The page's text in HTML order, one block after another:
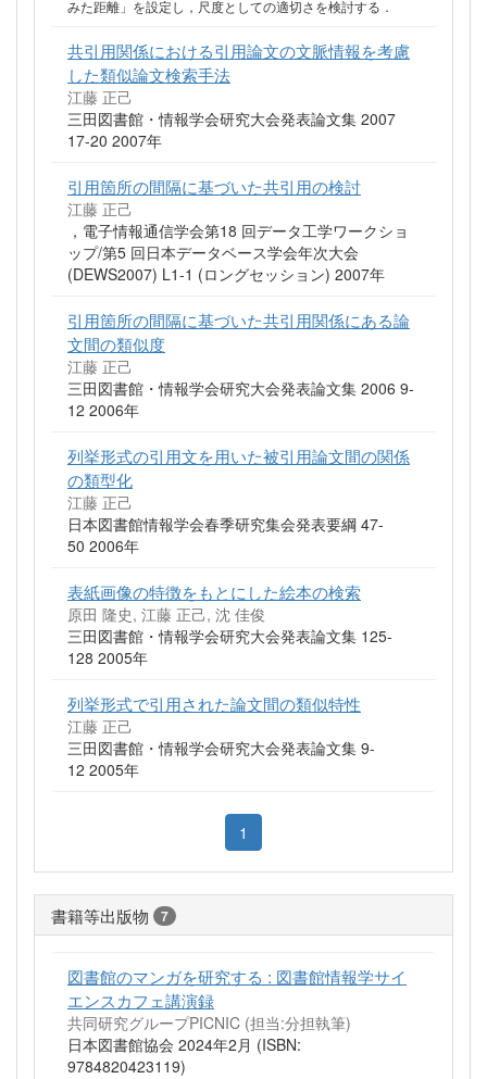
みた距離」を設定し，尺度としての適切さを検討する．
共引用関係における引用論文の文脈情報を考慮
した類似論文検索手法
江藤 正己
三田図書館・情報学会研究大会発表論文集 2007
17-20 2007年
引用箇所の間隔に基づいた共引用の検討
江藤 正己
，電子情報通信学会第18 回データ工学ワークショ
ップ/第5 回日本データベース学会年次大会
(DEWS2007) L1-1 (ロングセッション) 2007年
引用箇所の間隔に基づいた共引用関係にある論
文間の類似度
江藤 正己
三田図書館・情報学会研究大会発表論文集 2006 9-
12 2006年
列挙形式の引用文を用いた被引用論文間の関係
の類型化
江藤 正己
日本図書館情報学会春季研究集会発表要綱 47-
50 2006年
表紙画像の特徴をもとにした絵本の検索
原田 隆史, 江藤 正己, 沈 佳俊
三田図書館・情報学会研究大会発表論文集 125-
128 2005年
列挙形式で引用された論文間の類似特性
江藤 正己
三田図書館・情報学会研究大会発表論文集 9-
12 2005年
1
書籍等出版物 7
図書館のマンガを研究する : 図書館情報学サイ
エンスカフェ講演録
共同研究グループPICNIC (担当:分担執筆)
日本図書館協会 2024年2月 (ISBN:
9784820423119)